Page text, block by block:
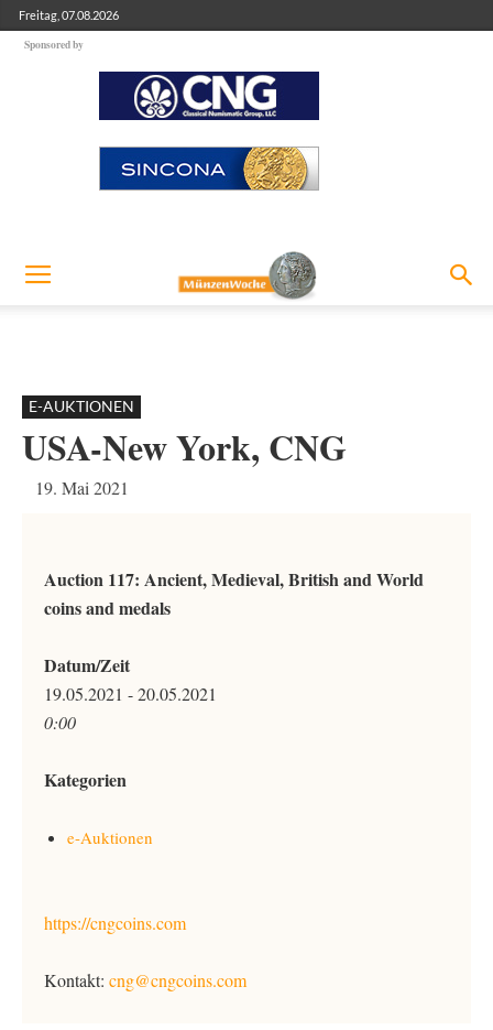
Freitag, 07.08.2026
Sponsored by
E-AUKTIONEN
USA-New York, CNG
19. Mai 2021
Auction 117: Ancient, Medieval, British and World
coins and medals
Datum/Zeit
19.05.2021 - 20.05.2021
0:00
Kategorien
e-Auktionen
https://cngcoins.com
Kontakt: cng@cngcoins.com